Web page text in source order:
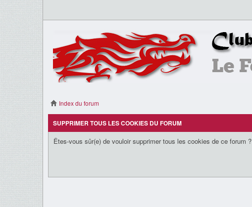
Index du forum
SUPPRIMER TOUS LES COOKIES DU FORUM
Êtes-vous sûr(e) de vouloir supprimer tous les cookies de ce forum ?